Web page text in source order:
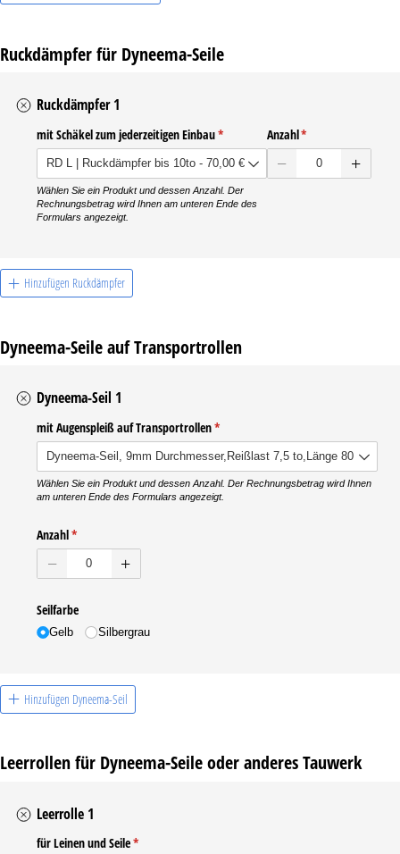
Ruckdämpfer für Dyneema-Seile
Ruckdämpfer 1
mit Schäkel zum jederzeitigen Einbau*
(erforderlich)
Wählen Sie ein Produkt und dessen Anzahl. Der
Rechnungsbetrag wird Ihnen am unteren Ende des
Formulars angezeigt.
Anzahl*
(erforderlich)
Hinzufügen Ruckdämpfer
Dyneema-Seile auf Transportrollen
Dyneema-Seil 1
mit Augenspleiß auf Transportrollen*
(erforderlich)
Wählen Sie ein Produkt und dessen Anzahl. Der Rechnungsbetrag wird Ihnen
am unteren Ende des Formulars angezeigt.
Anzahl*
(erforderlich)
Seilfarbe
Gelb Silbergrau
Hinzufügen Dyneema-Seil
Leerrollen für Dyneema-Seile oder anderes Tauwerk
Leerrolle 1
für Leinen und Seile*
(erforderlich)